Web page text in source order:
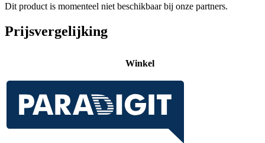
Dit product is momenteel niet beschikbaar bij onze partners.
Prijsvergelijking
Winkel